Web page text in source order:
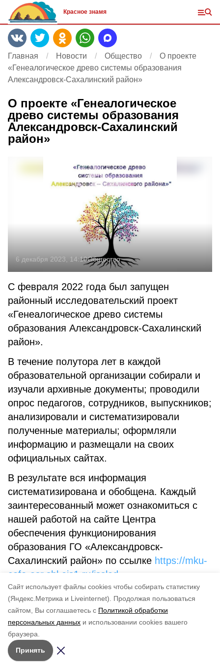
Cайт использует файлы cookies чтобы собирать статистику
(Яндекс.Метрика и Liveinternet).
Продолжая пользоваться
сайтом, Вы соглашаетесь с Политикой обработки
персональных данных и использовании cookies вашего
браузера.
Принять
Красное знамя
Главная Новости Общество
О проекте
«Генеалогическое древо системы образования
Александровск-Сахалинский район»
О проекте «Генеалогическое
древо системы образования
Александровск-Сахалинский
район»
6 декабря 2023, 14:10Общество
С февраля 2022 года был запущен
районный исследовательский проект
«Генеалогическое древо системы
образования Александровск-Сахалинский
район».
В течение полутора лет в каждой
образовательной организации собирали и
изучали архивные документы; проводили
опрос педагогов, сотрудников, выпускников;
анализировали и систематизировали
полученные материалы; оформляли
информацию и размещали на своих
официальных сайтах.
В результате вся информация
систематизирована и обобщена. Каждый
заинтересованный может ознакомиться с
нашей работой на сайте Центра
обеспечения функционирования
образования ГО «Александровск-
Сахалинский район» по ссылке https://mku-
cofo-asr.shl.eis1.ru/issled
по оценке
5